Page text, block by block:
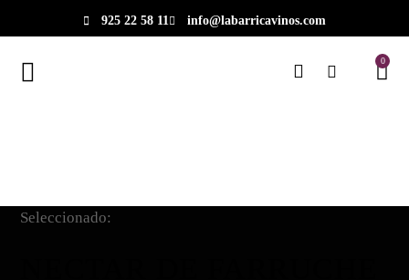
925 22 58 11 info@labarricavinos.com
0
Seleccionado: